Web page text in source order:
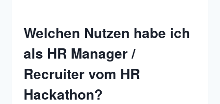
Welchen Nutzen habe ich
als HR Manager /
Recruiter vom HR
Hackathon?